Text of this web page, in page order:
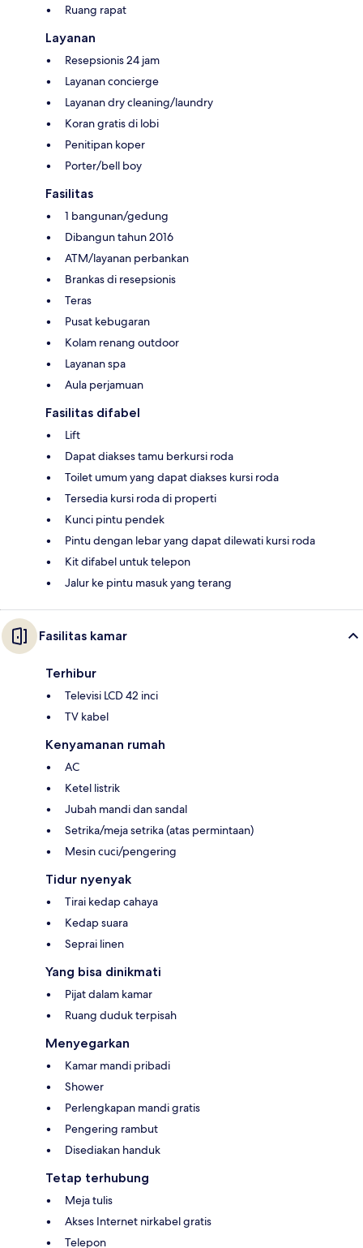
Ruang rapat
Layanan
Resepsionis 24 jam
Layanan concierge
Layanan dry cleaning/laundry
Koran gratis di lobi
Penitipan koper
Porter/bell boy
Fasilitas
1 bangunan/gedung
Dibangun tahun 2016
ATM/layanan perbankan
Brankas di resepsionis
Teras
Pusat kebugaran
Kolam renang outdoor
Layanan spa
Aula perjamuan
Fasilitas difabel
Lift
Dapat diakses tamu berkursi roda
Toilet umum yang dapat diakses kursi roda
Tersedia kursi roda di properti
Kunci pintu pendek
Pintu dengan lebar yang dapat dilewati kursi roda
Kit difabel untuk telepon
Jalur ke pintu masuk yang terang
Fasilitas kamar
Terhibur
Televisi LCD 42 inci
TV kabel
Kenyamanan rumah
AC
Ketel listrik
Jubah mandi dan sandal
Setrika/meja setrika (atas permintaan)
Mesin cuci/pengering
Tidur nyenyak
Tirai kedap cahaya
Kedap suara
Seprai linen
Yang bisa dinikmati
Pijat dalam kamar
Ruang duduk terpisah
Menyegarkan
Kamar mandi pribadi
Shower
Perlengkapan mandi gratis
Pengering rambut
Disediakan handuk
Tetap terhubung
Meja tulis
Akses Internet nirkabel gratis
Telepon